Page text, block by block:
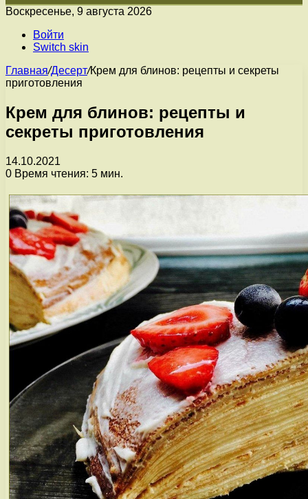
Воскресенье, 9 августа 2026
Войти
Switch skin
Главная/Десерт/Крем для блинов: рецепты и секреты
приготовления
Крем для блинов: рецепты и
секреты приготовления
14.10.2021
0 Время чтения: 5 мин.